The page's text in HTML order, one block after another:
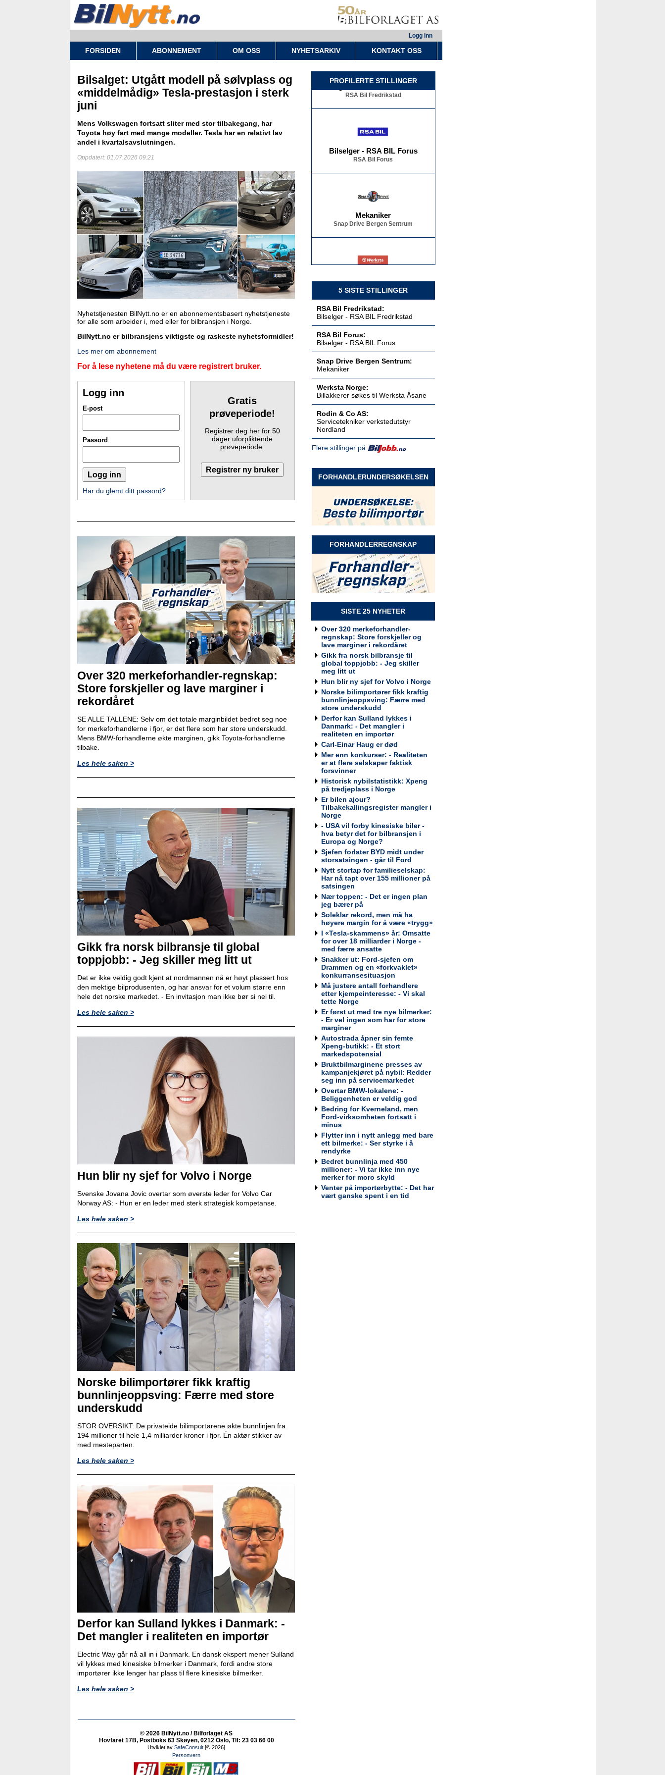
Logg inn
FORSIDEN ABONNEMENT OM OSS NYHETSARKIV KONTAKT OSS
Bilsalget: Utgått modell på sølvplass og
«middelmådig» Tesla-prestasjon i sterk
juni
Mens Volkswagen fortsatt sliter med stor tilbakegang, har
Toyota høy fart med mange modeller. Tesla har en relativt lav
andel i kvartalsavslutningen.
Oppdatert: 01.07.2026 09:21
Nyhetstjenesten BilNytt.no er en abonnementsbasert nyhetstjeneste
for alle som arbeider i, med eller for bilbransjen i Norge.
BilNytt.no er bilbransjens viktigste og raskeste nyhetsformidler!
Les mer om abonnement
For å lese nyhetene må du være registrert bruker.
Logg inn
E-post
Passord
Har du glemt ditt passord?
Gratis
prøveperiode!
Registrer deg her for 50
dager uforpliktende
prøveperiode.
Over 320 merkeforhandler-regnskap:
Store forskjeller og lave marginer i
rekordåret
SE ALLE TALLENE: Selv om det totale marginbildet bedret seg noe
for merkeforhandlerne i fjor, er det flere som har store underskudd.
Mens BMW-forhandlerne økte marginen, gikk Toyota-forhandlerne
tilbake.
Les hele saken >
Gikk fra norsk bilbransje til global
toppjobb: - Jeg skiller meg litt ut
Det er ikke veldig godt kjent at nordmannen nå er høyt plassert hos
den mektige bilprodusenten, og har ansvar for et volum større enn
hele det norske markedet. - En invitasjon man ikke bør si nei til.
Les hele saken >
Hun blir ny sjef for Volvo i Norge
Svenske Jovana Jovic overtar som øverste leder for Volvo Car
Norway AS: - Hun er en leder med sterk strategisk kompetanse.
Les hele saken >
Norske bilimportører fikk kraftig
bunnlinjeoppsving: Færre med store
underskudd
STOR OVERSIKT: De privateide bilimportørene økte bunnlinjen fra
194 millioner til hele 1,4 milliarder kroner i fjor. Én aktør stikker av
med mesteparten.
Les hele saken >
Derfor kan Sulland lykkes i Danmark: -
Det mangler i realiteten en importør
Electric Way går nå all in i Danmark. En dansk ekspert mener Sulland
vil lykkes med kinesiske bilmerker i Danmark, fordi andre store
importører ikke lenger har plass til flere kinesiske bilmerker.
Les hele saken >
PROFILERTE STILLINGER
Bilselger - RSA BIL Fredrikstad
RSA Bil Forus
Snap Drive Bergen Sentrum
Servicetekniker verkstedutstyr
Nordland
Servicetekniker verkstedutstyr
Østlandet
Rodin & Co AS
Rodin & Co AS
Selger kundeservice
Rodin & Co AS
Billakkerer søkes til Werksta
Grorud
Werksta Norge
Kundemottaker og Takserer for
Werksta Grorud
Werksta Norge
Salgssjef
Møller Bil Outlet Alnabru
Servicemarkedsleder
Sulland Lier
Teknisk kontrollør
Viking Kontroll AS
Avdelingsleder / Kundemottaker
Mekonomen Bilverksted, Arna
Bilmekaniker / Service Technician -
Haugesund
Tesla Norway AS
Bilmekaniker / Service Technician -
Bodø
Tesla Norway AS
Bilmekaniker / Service Technician -
Stavanger
Tesla Norway AS
5 SISTE STILLINGER
RSA Bil Fredrikstad:
Bilselger - RSA BIL Fredrikstad
RSA Bil Forus:
Bilselger - RSA BIL Forus
Snap Drive Bergen Sentrum:
Mekaniker
Werksta Norge:
Billakkerer søkes til Werksta Åsane
Rodin & Co AS:
Servicetekniker verkstedutstyr
Nordland
Flere stillinger på
FORHANDLERUNDERSØKELSEN
FORHANDLERREGNSKAP
SISTE 25 NYHETER
Over 320 merkeforhandler-
regnskap: Store forskjeller og
lave marginer i rekordåret
Gikk fra norsk bilbransje til
global toppjobb: - Jeg skiller
meg litt ut
Hun blir ny sjef for Volvo i Norge
Norske bilimportører fikk kraftig
bunnlinjeoppsving: Færre med
store underskudd
Derfor kan Sulland lykkes i
Danmark: - Det mangler i
realiteten en importør
Carl-Einar Haug er død
Mer enn konkurser: - Realiteten
er at flere selskaper faktisk
forsvinner
Historisk nybilstatistikk: Xpeng
på tredjeplass i Norge
Er bilen ajour?
Tilbakekallingsregister mangler i
Norge
- USA vil forby kinesiske biler -
hva betyr det for bilbransjen i
Europa og Norge?
Sjefen forlater BYD midt under
storsatsingen - går til Ford
Nytt stortap for familieselskap:
Har nå tapt over 155 millioner på
satsingen
Nær toppen: - Det er ingen plan
jeg bærer på
Soleklar rekord, men må ha
høyere margin for å være «trygg»
I «Tesla-skammens» år: Omsatte
for over 18 milliarder i Norge -
med færre ansatte
Snakker ut: Ford-sjefen om
Drammen og en «forkvaklet»
konkurransesituasjon
Må justere antall forhandlere
etter kjempeinteresse: - Vi skal
tette Norge
Er først ut med tre nye bilmerker:
- Er vel ingen som har for store
marginer
Autostrada åpner sin femte
Xpeng-butikk: - Et stort
markedspotensial
Bruktbilmarginene presses av
kampanjekjøret på nybil: Redder
seg inn på servicemarkedet
Overtar BMW-lokalene: -
Beliggenheten er veldig god
Bedring for Kverneland, men
Ford-virksomheten fortsatt i
minus
Flytter inn i nytt anlegg med bare
ett bilmerke: - Ser styrke i å
rendyrke
Bedret bunnlinja med 450
millioner: - Vi tar ikke inn nye
merker for moro skyld
Venter på importørbytte: - Det har
vært ganske spent i en tid
© 2026 BilNytt.no / Bilforlaget AS
Hovfaret 17B, Postboks 63 Skøyen, 0212 Oslo, Tlf: 23 03 66 00
Utviklet av SafeConsult [© 2026]
Personvern